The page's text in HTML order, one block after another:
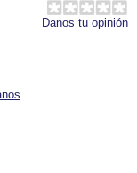
Danos tu opinión